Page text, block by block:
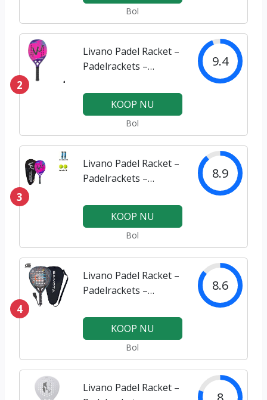
Bol
2
Livano Padel Racket –
Padelrackets –
Multicolor/Roze
9.4
KOOP NU
Bol
3
Livano Padel Racket –
Padelrackets –
8.9
KOOP NU
Bol
4
Livano Padel Racket –
Padelrackets –
Multicolor
8.6
KOOP NU
Bol
Livano Padel Racket –